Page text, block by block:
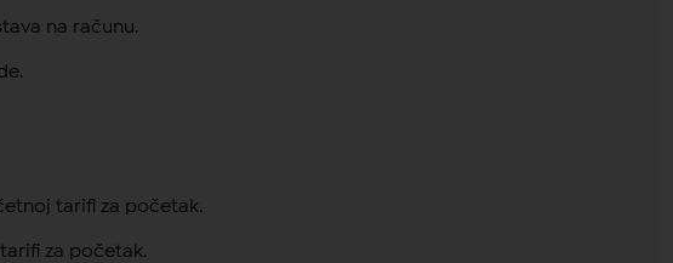
na računu.
tarifi za početak.
za početak.